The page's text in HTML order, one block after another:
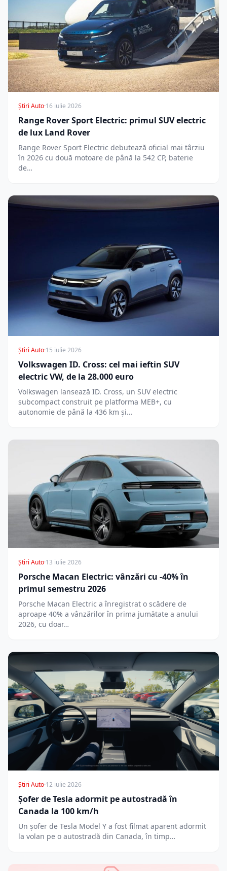
Știri Auto·16 iulie 2026
Range Rover Sport Electric: primul SUV electric
de lux Land Rover
Range Rover Sport Electric debutează oficial mai târziu
în 2026 cu două motoare de până la 542 CP, baterie
de…
Știri Auto·15 iulie 2026
Volkswagen ID. Cross: cel mai ieftin SUV
electric VW, de la 28.000 euro
Volkswagen lansează ID. Cross, un SUV electric
subcompact construit pe platforma MEB+, cu
autonomie de până la 436 km și…
Știri Auto·13 iulie 2026
Porsche Macan Electric: vânzări cu -40% în
primul semestru 2026
Porsche Macan Electric a înregistrat o scădere de
aproape 40% a vânzărilor în prima jumătate a anului
2026, cu doar…
Știri Auto·12 iulie 2026
Șofer de Tesla adormit pe autostradă în
Canada la 100 km/h
Un șofer de Tesla Model Y a fost filmat aparent adormit
la volan pe o autostradă din Canada, în timp…